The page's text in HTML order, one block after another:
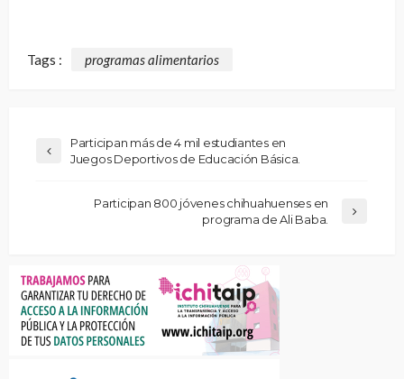
Tags : programas alimentarios
Participan más de 4 mil estudiantes en
Juegos Deportivos de Educación Básica.
Participan 800 jóvenes chihuahuenses en
programa de Ali Baba.